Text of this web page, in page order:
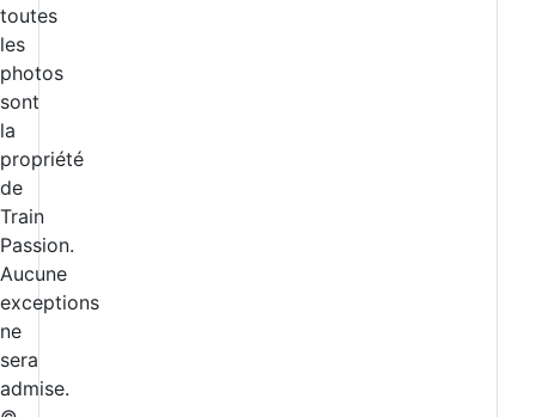
toutes
les
photos
sont
la
propriété
de
Train
Passion.
Aucune
exceptions
ne
sera
admise.